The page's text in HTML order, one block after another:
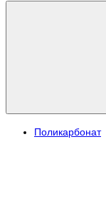
Поликарбонат